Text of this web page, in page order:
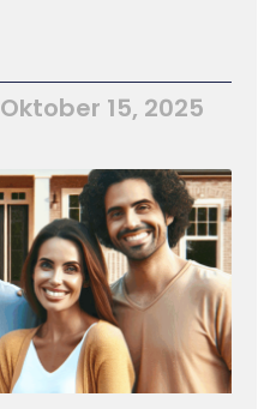
Oktober 15, 2025